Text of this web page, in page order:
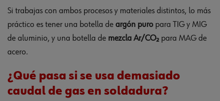
Si trabajas con ambos procesos y materiales distintos, lo más
práctico es tener una botella de argón puro para TIG y MIG
de aluminio, y una botella de mezcla Ar/CO₂ para MAG de
acero.
¿Qué pasa si se usa demasiado
caudal de gas en soldadura?